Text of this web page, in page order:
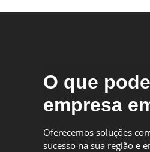
O que
empresa
Oferecemos soluções
sucesso na sua região e